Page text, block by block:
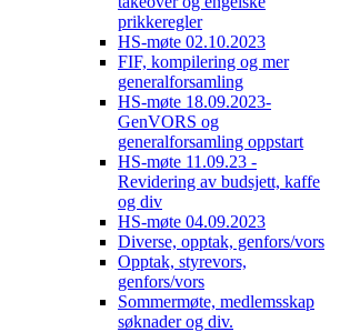
prikkeregler
HS-møte 02.10.2023
FIF, kompilering og mer
generalforsamling
HS-møte 18.09.2023-
GenVORS og
generalforsamling oppstart
HS-møte 11.09.23 -
Revidering av budsjett, kaffe
og div
HS-møte 04.09.2023
Diverse, opptak, genfors/vors
Opptak, styrevors,
genfors/vors
Sommermøte, medlemsskap
søknader og div.